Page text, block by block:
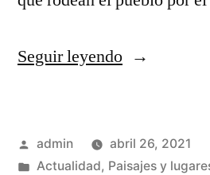
Seguir leyendo«Cárcavas,
…»
Publicado
por
admin
abril 26, 2021
Publicado
Actualidad, Paisajes y